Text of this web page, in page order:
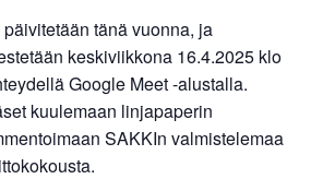
päivitetään tänä vuonna, ja
keskiviikkona 16.4.2025 klo
Google Meet -alustalla.
kuulemaan linjapaperin
SAKKIn valmistelemaa